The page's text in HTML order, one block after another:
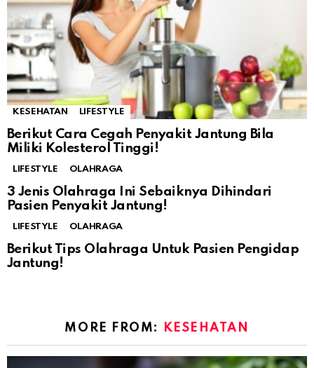
KESEHATAN LIFESTYLE
Berikut Cara Cegah Penyakit Jantung Bila
Miliki Kolesterol Tinggi!
LIFESTYLE OLAHRAGA
3 Jenis Olahraga Ini Sebaiknya Dihindari
Pasien Penyakit Jantung!
LIFESTYLE OLAHRAGA
Berikut Tips Olahraga Untuk Pasien Pengidap
Jantung!
MORE FROM: KESEHATAN